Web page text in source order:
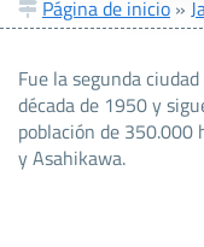
Página de inicio »
Fue la segunda
década de 1950 y
población de 350.000
y Asahikawa.